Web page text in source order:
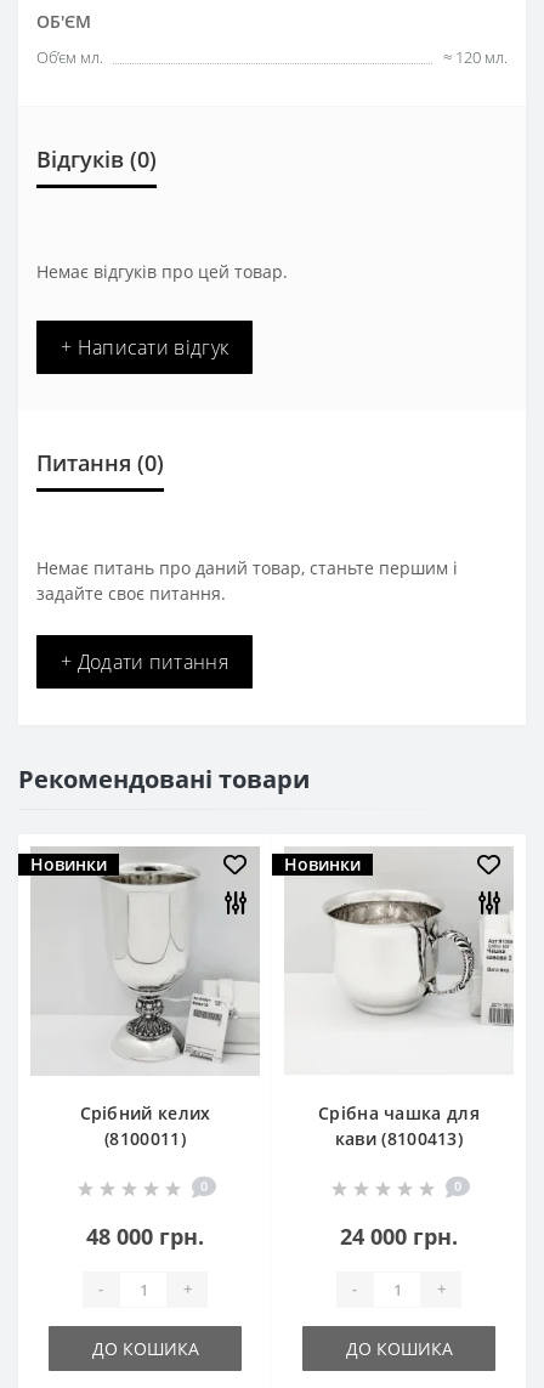
ОБ'ЄМ
Об’єм мл. ≈ 120 мл.
Відгуків (0)
Немає відгуків про цей товар.
+ Написати відгук
Питання (0)
Немає питань про даний товар, станьте першим і
задайте своє питання.
+ Додати питання
Рекомендовані товари
Новинки
Срібний келих
(8100011)
0
48 000 грн.
- +
ДО КОШИКА
Новинки
Срібна чашка для
кави (8100413)
0
24 000 грн.
- +
ДО КОШИКА